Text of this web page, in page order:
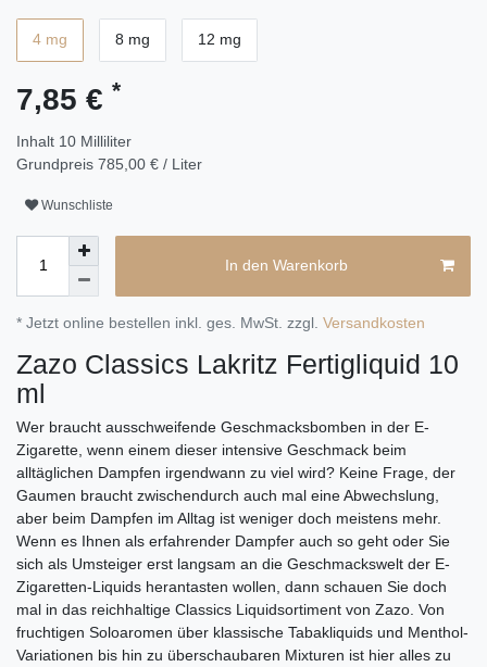
4 mg 8 mg 12 mg
7,85 € *
Inhalt 10 Milliliter
Grundpreis 785,00 € / Liter
Wunschliste
In den Warenkorb
* Jetzt online bestellen inkl. ges. MwSt. zzgl. Versandkosten
Zazo Classics Lakritz Fertigliquid 10
ml
Wer braucht ausschweifende Geschmacksbomben in der E-
Zigarette, wenn einem dieser intensive Geschmack beim
alltäglichen Dampfen irgendwann zu viel wird? Keine Frage, der
Gaumen braucht zwischendurch auch mal eine Abwechslung,
aber beim Dampfen im Alltag ist weniger doch meistens mehr.
Wenn es Ihnen als erfahrender Dampfer auch so geht oder Sie
sich als Umsteiger erst langsam an die Geschmackswelt der E-
Zigaretten-Liquids herantasten wollen, dann schauen Sie doch
mal in das reichhaltige Classics Liquidsortiment von Zazo. Von
fruchtigen Soloaromen über klassische Tabakliquids und Menthol-
Variationen bis hin zu überschaubaren Mixturen ist hier alles zu